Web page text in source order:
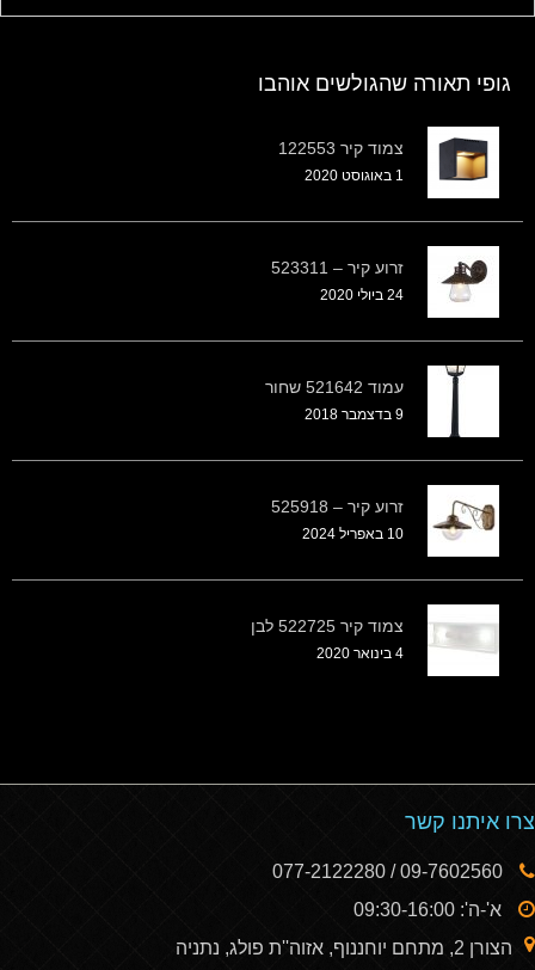
גופי תאורה שהגולשים אוהבו
צמוד קיר 122553
1 באוגוסט 2020
זרוע קיר – 523311
24 ביולי 2020
עמוד 521642 שחור
9 בדצמבר 2018
זרוע קיר – 525918
10 באפריל 2024
צמוד קיר 522725 לבן
4 בינואר 2020
צרו איתנו קשר
א'-ה': 09:30-16:00
הצורן 2, מתחם יוחננוף, אזוה''ת פולג, נתניה